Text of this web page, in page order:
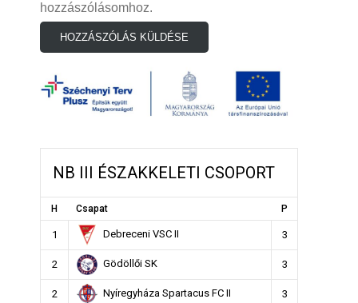
hozzászólásomhoz.
NB III ÉSZAKKELETI CSOPORT
H Csapat P
1 Debreceni VSC II 3
2 Gödöllői SK 3
2 Nyíregyháza Spartacus FC II 3